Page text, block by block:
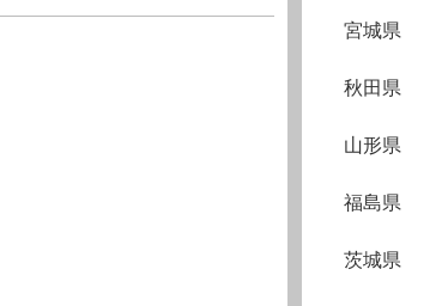
宮城県
秋田県
山形県
福島県
茨城県